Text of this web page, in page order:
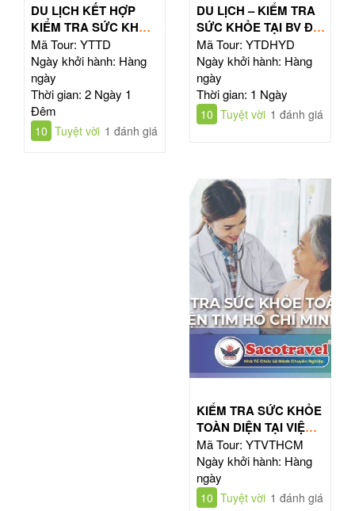
DU LỊCH KẾT HỢP
KIỂM TRA SỨC KHỎE
TOÀN DIỆN
Mã Tour: YTTD
Ngày khởi hành: Hàng
ngày
Thời gian: 2 Ngày 1
Đêm
10 Tuyệt vời 1 đánh giá
DU LỊCH – KIỂM TRA
SỨC KHỎE TẠI BV ĐẠI
HỌC Y DƯỢC TPHCM
Mã Tour: YTDHYD
Ngày khởi hành: Hàng
ngày
Thời gian: 1 Ngày
10 Tuyệt vời 1 đánh giá
KIỂM TRA SỨC KHỎE
TOÀN DIỆN TẠI VIỆN
TIM HỒ CHÍ MINH
Mã Tour: YTVTHCM
Ngày khởi hành: Hàng
ngày
10 Tuyệt vời 1 đánh giá